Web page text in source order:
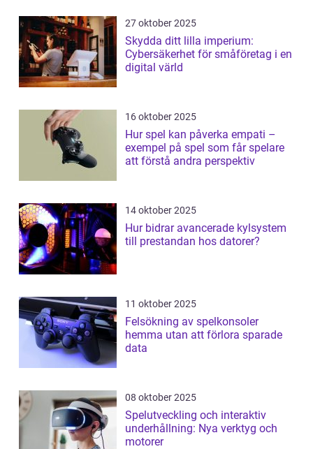
27 oktober 2025
Skydda ditt lilla imperium:
Cybersäkerhet för småföretag i en
digital värld
16 oktober 2025
Hur spel kan påverka empati –
exempel på spel som får spelare
att förstå andra perspektiv
14 oktober 2025
Hur bidrar avancerade kylsystem
till prestandan hos datorer?
11 oktober 2025
Felsökning av spelkonsoler
hemma utan att förlora sparade
data
08 oktober 2025
Spelutveckling och interaktiv
underhållning: Nya verktyg och
motorer